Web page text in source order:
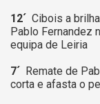
12´ Cibois a
Pablo Fernandez
equipa de Leiria
7´
Remate de
corta e afasta o